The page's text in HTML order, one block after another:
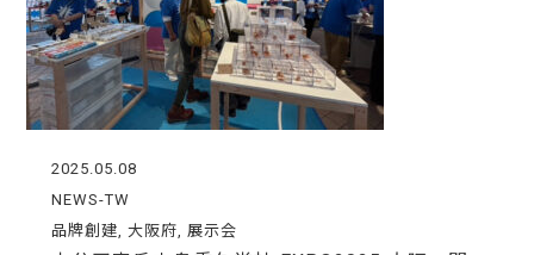
2025.05.08
NEWS-TW
品牌創建, 大阪府, 展示会